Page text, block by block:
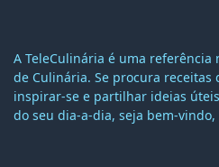
A TeleCulinária é uma referência
de Culinária. Se procura receitas
inspirar-se e partilhar ideias
do seu dia-a-dia, seja bem-